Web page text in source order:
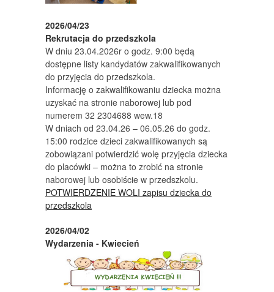
2026/04/23
Rekrutacja do przedszkola
W dniu 23.04.2026r o godz. 9:00 będą
dostępne listy kandydatów zakwalifikowanych
do przyjęcia do przedszkola.
Informację o zakwalifikowaniu dziecka można
uzyskać na stronie naborowej lub pod
numerem 32 2304688 wew.18
W dniach od 23.04.26 – 06.05.26 do godz.
15:00 rodzice dzieci zakwalifikowanych są
zobowiązani potwierdzić wolę przyjęcia dziecka
do placówki – można to zrobić na stronie
naborowej lub osobiście w przedszkolu.
POTWIERDZENIE WOLI zapisu dziecka do
przedszkola
2026/04/02
Wydarzenia - Kwiecień